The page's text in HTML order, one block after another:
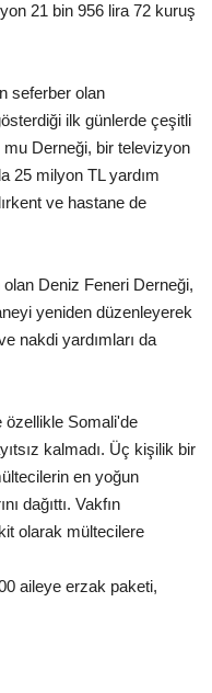
21 bin 956 lira 72 kuruş
seferber olan
ilk günlerde çeşitli
Derneği, bir televizyon
25 milyon TL yardım
ve hastane de
Deniz Feneri Derneği,
yeniden düzenleyerek
nakdi yardımları da
özellikle Somali'de
kalmadı. Üç kişilik bir
en yoğun
dağıttı. Vakfın
olarak mültecilere
aileye erzak paketi,